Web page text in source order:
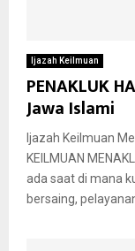
Ijazah Keilmuan
PENAKLUK
Jawa Islami
Ijazah Keilmuan
KEILMUAN
ada saat di mana
bersaing,